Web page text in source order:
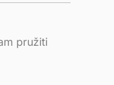
pružiti